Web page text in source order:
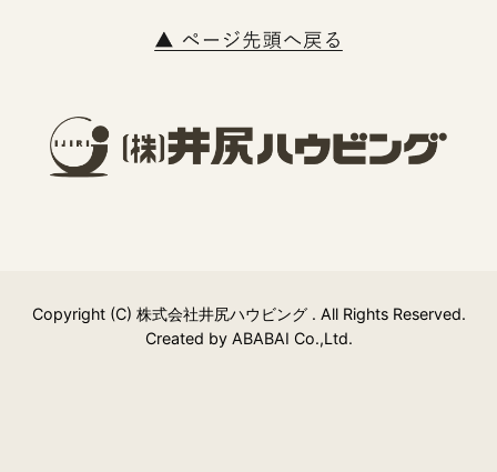
Copyright (C) 株式会社井尻ハウビング . All Rights Reserved.
Created by ABABAI Co.,Ltd.